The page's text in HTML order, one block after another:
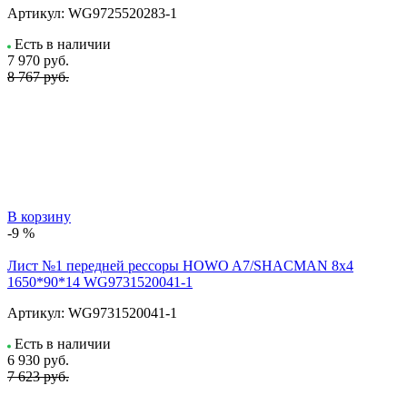
Артикул: WG9725520283-1
Есть в наличии
7 970 руб.
8 767 руб.
В корзину
-9 %
Лист №1 передней рессоры HOWO A7/SHACMAN 8х4
1650*90*14 WG9731520041-1
Артикул: WG9731520041-1
Есть в наличии
6 930 руб.
7 623 руб.